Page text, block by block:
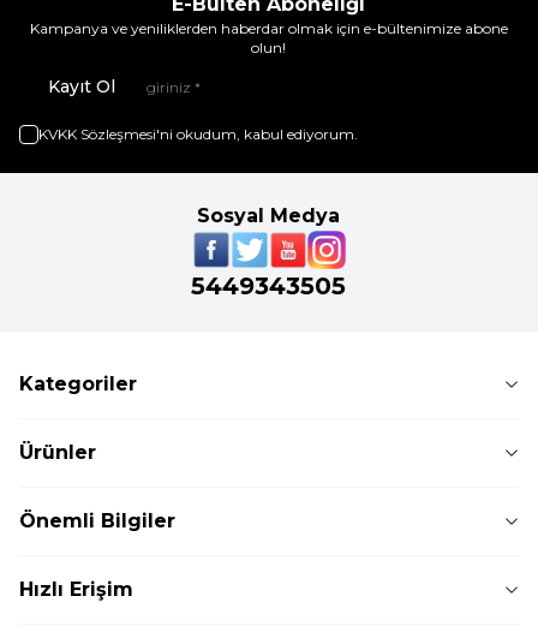
Kampanya ve yeniliklerden haberdar olmak için e-bültenimize abone
olun!
Kayıt Ol
KVKK Sözleşmesi'ni okudum, kabul ediyorum.
Sosyal Medya
5449343505
Kategoriler
Ürünler
Önemli Bilgiler
Hızlı Erişim